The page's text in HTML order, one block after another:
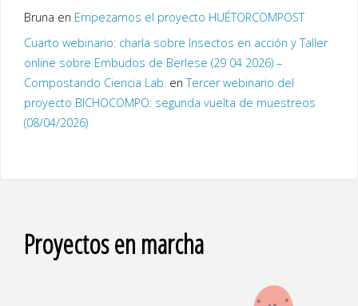
Bruna en Empezamos el proyecto HUÉTORCOMPOST
Cuarto webinario: charla sobre Insectos en acción y Taller
online sobre Embudos de Berlese (29 04 2026) –
Compostando Ciencia Lab.enTercer webinario del
proyecto BICHOCOMPO: segunda vuelta de muestreos
(08/04/2026)
Proyectos en marcha